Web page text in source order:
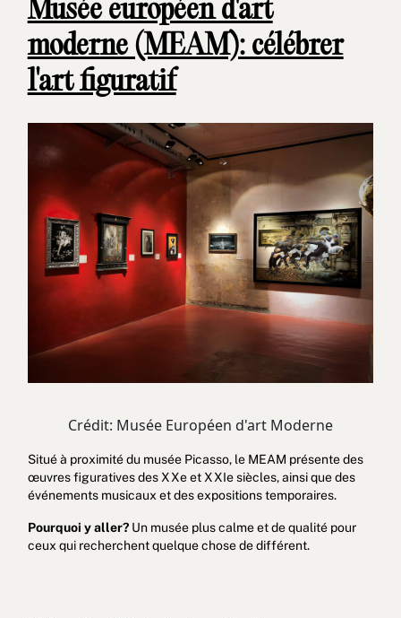
Musée européen d'art
moderne (MEAM): célébrer
l'art figuratif
Crédit: Musée Européen d'art Moderne
Situé à proximité du musée Picasso, le MEAM présente des
œuvres figuratives des XXe et XXIe siècles, ainsi que des
événements musicaux et des expositions temporaires.
Pourquoi y aller? Un musée plus calme et de qualité pour
ceux qui recherchent quelque chose de différent.